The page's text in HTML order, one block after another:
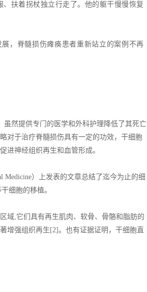
扶着拐杖独立行走了。他的躯干慢慢恢复
，脊髓损伤瘫痪患者重新站立的案例不再
然提供专门的医学和外科护理降低了其死亡
对于治疗脊髓损伤具有一定的功效，干细胞
进神经组织再生和血管形成。
Medicine）上发表的文章总结了迄今为止的细
细胞的移植。
域,它们具有再生肌肉、软骨、骨骼和脂肪的
增强组织再生[2]。也有证据证明，干细胞直